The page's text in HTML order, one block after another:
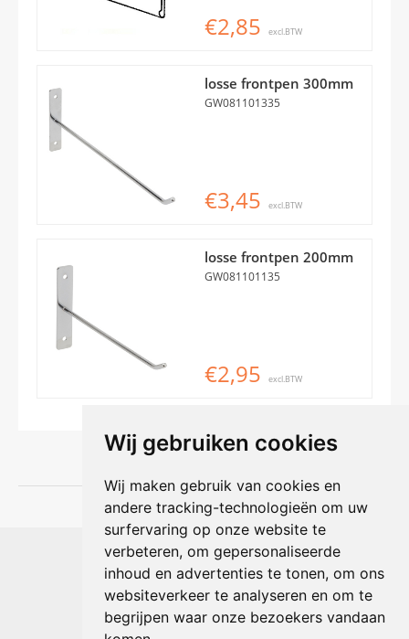
Wij gebruiken cookies
Wij maken gebruik van cookies en
andere tracking-technologieën om uw
surfervaring op onze website te
verbeteren, om gepersonaliseerde
inhoud en advertenties te tonen, om ons
websiteverkeer te analyseren en om te
begrijpen waar onze bezoekers vandaan
€2,85 excl.BTW
losse frontpen 300mm
GW081101335
€3,45 excl.BTW
losse frontpen 200mm
GW081101135
€2,95 excl.BTW
Shophouse online
Max Planckstraat 4
6716 BE Ede, Nederland
Telefoon:+31(0)318 618 121
E-mail: info@shophouse.nl